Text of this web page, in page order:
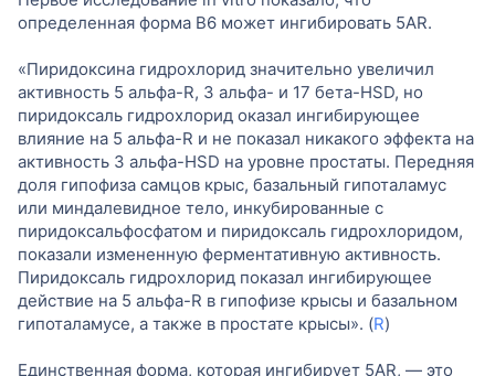
определенная форма B6 может ингибировать 5AR.
«Пиридоксина гидрохлорид значительно увеличил
активность 5 альфа-R, 3 альфа- и 17 бета-HSD, но
пиридоксаль гидрохлорид оказал ингибирующее
влияние на 5 альфа-R и не показал никакого эффекта на
активность 3 альфа-HSD на уровне простаты. Передняя
доля гипофиза самцов крыс, базальный гипоталамус
или миндалевидное тело, инкубированные с
пиридоксальфосфатом и пиридоксаль гидрохлоридом,
показали измененную ферментативную активность.
Пиридоксаль гидрохлорид показал ингибирующее
действие на 5 альфа-R в гипофизе крысы и базальном
гипоталамусе, а также в простате крысы». (R)
Единственная форма, которая ингибирует 5AR, — это